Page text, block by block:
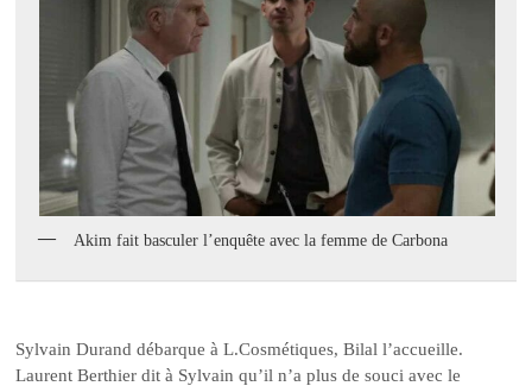
Akim fait basculer l’enquête avec la femme de Carbona
Sylvain Durand débarque à L.Cosmétiques, Bilal l’accueille.
Laurent Berthier dit à Sylvain qu’il n’a plus de souci avec le